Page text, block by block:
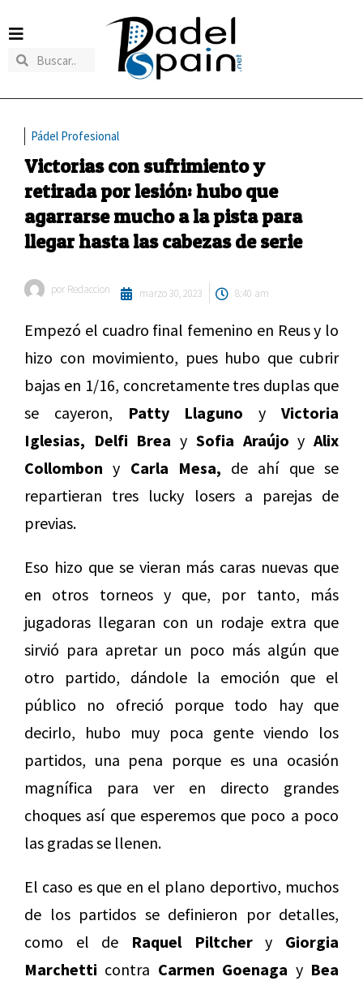
Pádel Profesional
Victorias con sufrimiento y
retirada por lesión: hubo que
agarrarse mucho a la pista para
llegar hasta las cabezas de serie
por Redaccion marzo 30, 2023 8:40 am
Empezó el cuadro final femenino en Reus y lo
hizo con movimiento, pues hubo que cubrir
bajas en 1/16, concretamente tres duplas que
se cayeron, Patty Llaguno yVictoria
Iglesias, Delfi Brea y Sofia Araújo yAlix
Collombon y Carla Mesa, de ahí que se
repartieran tres lucky losers a parejas de
previas.
Eso hizo que se vieran más caras nuevas que
en otros torneos y que, por tanto, más
jugadoras llegaran con un rodaje extra que
sirvió para apretar un poco más algún que
otro partido, dándole la emoción que el
público no ofreció porque todo hay que
decirlo, hubo muy poca gente viendo los
partidos, una pena porque es una ocasión
magnífica para ver en directo grandes
choques así que esperemos que poco a poco
las gradas se llenen.
El caso es que en el plano deportivo, muchos
de los partidos se definieron por detalles,
como el de Raquel Piltchery Giorgia
Marchetti contra Carmen Goenaga y Bea